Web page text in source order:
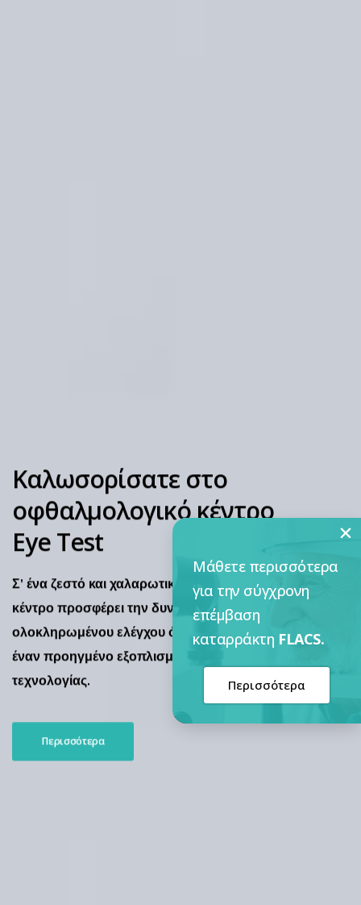
Καλωσορίσατε στο
οφθαλμολογικό κέντρο
Eye Test
Σ’ ένα ζεστό και χαλαρωτικό διάκοσμο, το
κέντρο προσφέρει την δυνατότητα ενός
ολοκληρωμένου ελέγχου όρασης, μέσα από
έναν προηγμένο εξοπλισμό τελευταίας
τεχνολογίας.
Περισσότερα
Μάθετε περισσότερα
για την σύγχρονη
επέμβαση
καταρράκτη FLACS.
Περισσότερα